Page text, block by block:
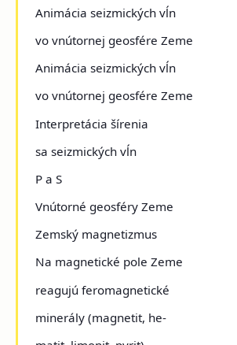
Animácia seizmických vĺn
vo vnútornej geosfére Zeme
Animácia seizmických vĺn
vo vnútornej geosfére Zeme
Interpretácia šírenia
sa seizmických vĺn
P a S
Vnútorné geosféry Zeme
Zemský magnetizmus
Na magnetické pole Zeme
reagujú feromagnetické
minerály (magnetit, he-